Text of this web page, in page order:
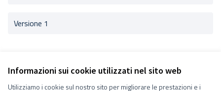
Informazioni sui cookie utilizzati nel sito web
Utilizziamo i cookie sul nostro sito per migliorare le prestazioni e i
Versione 1
Termini e condizioni d''uso